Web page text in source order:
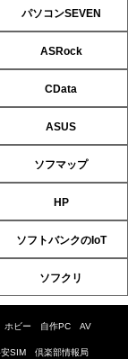
パソコンSEVEN
ASRock
CData
ASUS
ソフマップ
HP
ソフトバンクのIoT
ソフクリ
ホビー 自作PC AV
SIM 倶楽部情報局